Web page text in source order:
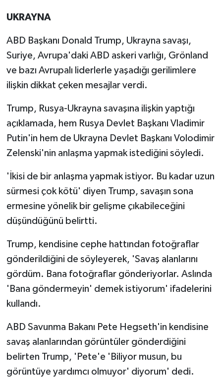
UKRAYNA
ABD Başkanı Donald Trump, Ukrayna savaşı,
Suriye, Avrupa'daki ABD askeri varlığı, Grönland
ve bazı Avrupalı liderlerle yaşadığı gerilimlere
ilişkin dikkat çeken mesajlar verdi.
Trump, Rusya-Ukrayna savaşına ilişkin yaptığı
açıklamada, hem Rusya Devlet Başkanı Vladimir
Putin'in hem de Ukrayna Devlet Başkanı Volodimir
Zelenski'nin anlaşma yapmak istediğini söyledi.
'İkisi de bir anlaşma yapmak istiyor. Bu kadar uzun
sürmesi çok kötü' diyen Trump, savaşın sona
ermesine yönelik bir gelişme çıkabileceğini
düşündüğünü belirtti.
Trump, kendisine cephe hattından fotoğraflar
gönderildiğini de söyleyerek, 'Savaş alanlarını
gördüm. Bana fotoğraflar gönderiyorlar. Aslında
'Bana göndermeyin' demek istiyorum' ifadelerini
kullandı.
ABD Savunma Bakanı Pete Hegseth'in kendisine
savaş alanlarından görüntüler gönderdiğini
belirten Trump, 'Pete'e 'Biliyor musun, bu
görüntüye yardımcı olmuyor' diyorum' dedi.